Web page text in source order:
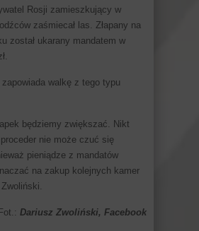
Rosji zamieszkujący w
zaśmiecał las. Złapany na
został ukarany mandatem w
walkę z tego typu
będziemy zwiększać. Nikt
nie może czuć się
pieniądze z mandatów
na zakup kolejnych kamer
Dariusz Zwoliński, Facebook